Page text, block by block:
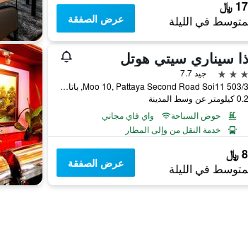
﷼
في الليلة عرض الصفقة
ذا سيناري سيتي هوتل
3 نجوم
جيد 7.7
503/3 Moo 10, Pattaya Second Road Soi11, باتايا, تايلاند
0.2 كيلومتر عن وسط المدينة
حوض السباحة
واي فاي مجاني
خدمة النقل من وإلى المطار
﷼
في الليلة عرض الصفقة